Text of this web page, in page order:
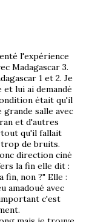
l'expérience
Madagascar 3.
1 et 2. Je
et lui ai demandé
était qu'il
grande salle avec
et d'autres
qu'il fallait
de bruits.
direction ciné
la fin elle dit :
fin, non ?" Elle :
amadoué avec
c'est